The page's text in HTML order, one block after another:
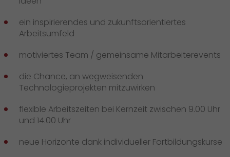
ein inspirierendes und zukunftsorientiertes
Arbeitsumfeld
motiviertes Team / gemeinsame Mitarbeiterevents
die Chance, an wegweisenden
Technologieprojekten mitzuwirken
flexible Arbeitszeiten bei Kernzeit zwischen 9.00 Uhr
und 14.00 Uhr
neue Horizonte dank individueller Fortbildungskurse